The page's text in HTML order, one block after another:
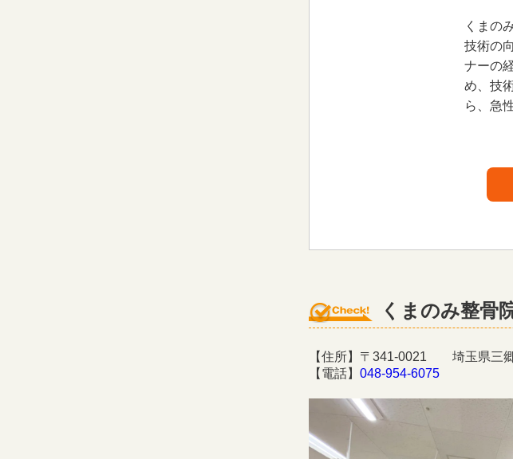
くまの
技術の
ナーの
め、技
ら、急
くまのみ整骨
【住所】〒341-0021 埼玉県三郷
【電話】 048-954-6075